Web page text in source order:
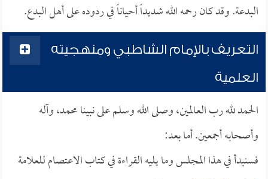
البدعة. وقد كان رحمه الله شديداً أحياناً في ردوده على أهل البدع.
التعريف بالإمام الشاطبي ومنهجيته
العلمية
الحمد لله رب العالمين، وصلى الله وسلم على نبينا محمد، وآله
وأصحابه أجمعين. أما بعد:
فسنبدأ في هذا المجلس وما يليه القراءة في كتاب الاعتصام للعلامة